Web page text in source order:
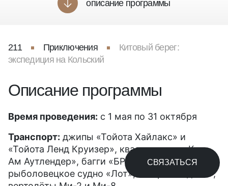
описание программы
211 Приключения
Китовый берег:
экспедиция на Кольский
Описание программы
Время проведения: с 1 мая по 31 октября
Транспорт: джипы «Тойота Хайлакс» и
«Тойота Ленд Круизер», квадроциклы «Кан-
Ам Аутлендер», багги «БРП Мэверик»,
рыболовецкое судно «Лот», катера «Зодиак»,
СВЯЗАТЬСЯ